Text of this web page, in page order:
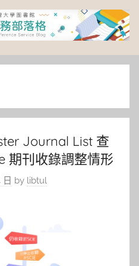
Journal List 查
期刊收錄調整情形
日 by libtul